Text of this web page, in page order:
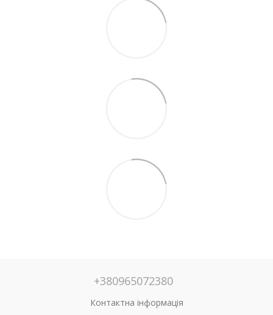
+380965072380
Контактна інформація